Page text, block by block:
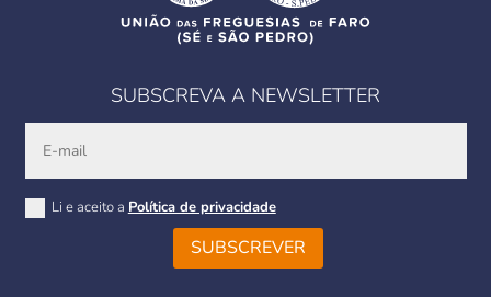
SUBSCREVA A NEWSLETTER
Li e aceito a Política de privacidade
SUBSCREVER